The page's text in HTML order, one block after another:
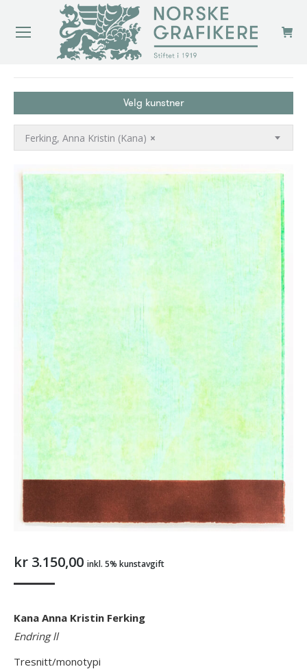
Velg kunstner
×
Ferking, Anna Kristin (Kana)
kr 3.150,00 inkl. 5% kunstavgift
Kana Anna Kristin Ferking
Endring ll
Tresnitt/monotypi